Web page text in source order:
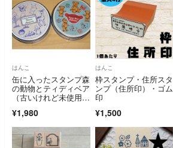
はんこ
缶に入ったスタンプ森
の動物とティディベア
（古いけれど未使用
¥1,980
はんこ
枠スタンプ・住所スタ
ンプ（住所印）・ゴム
印
¥1,500